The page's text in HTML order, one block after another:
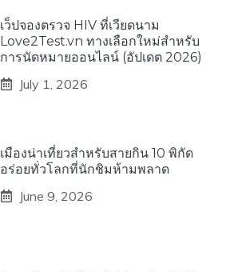
เว็ปจองตรวจ HIV ที่เวียดนาม
Love2Test.vn ทางเลือกใหม่สำหรับ
การนัดหมายออนไลน์ (อัปเดต 2026)
July 1, 2026
เมืองน่าเที่ยวสำหรับสายกิน 10 พิกัด
อร่อยทั่วโลกที่นักชิมห้ามพลาด
June 9, 2026